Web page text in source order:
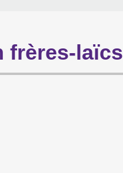
frères-laïcs